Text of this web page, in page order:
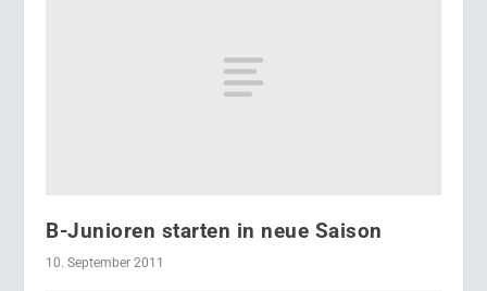
B-Junioren starten in neue Saison
10. September 2011